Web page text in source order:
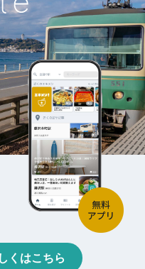
くはこちら